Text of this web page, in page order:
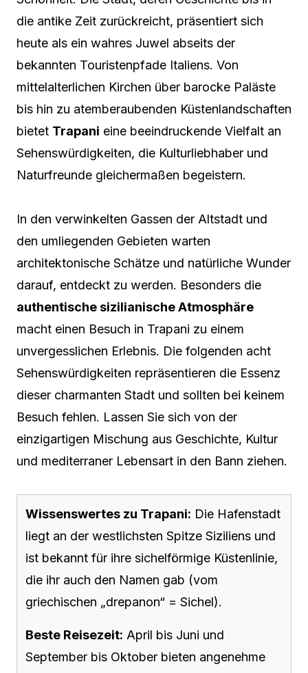
die antike Zeit zurückreicht, präsentiert sich
heute als ein wahres Juwel abseits der
bekannten Touristenpfade Italiens. Von
mittelalterlichen Kirchen über barocke Paläste
bis hin zu atemberaubenden Küstenlandschaften
bietet Trapani eine beeindruckende Vielfalt an
Sehenswürdigkeiten, die Kulturliebhaber und
Naturfreunde gleichermaßen begeistern.
In den verwinkelten Gassen der Altstadt und
den umliegenden Gebieten warten
architektonische Schätze und natürliche Wunder
darauf, entdeckt zu werden. Besonders die
authentische sizilianische Atmosphäre
macht einen Besuch in Trapani zu einem
unvergesslichen Erlebnis. Die folgenden acht
Sehenswürdigkeiten repräsentieren die Essenz
dieser charmanten Stadt und sollten bei keinem
Besuch fehlen. Lassen Sie sich von der
einzigartigen Mischung aus Geschichte, Kultur
und mediterraner Lebensart in den Bann ziehen.
Wissenswertes zu Trapani: Die Hafenstadt
liegt an der westlichsten Spitze Siziliens und
ist bekannt für ihre sichelförmige Küstenlinie,
die ihr auch den Namen gab (vom
griechischen „drepanon“ = Sichel).
Beste Reisezeit: April bis Juni und
September bis Oktober bieten angenehme